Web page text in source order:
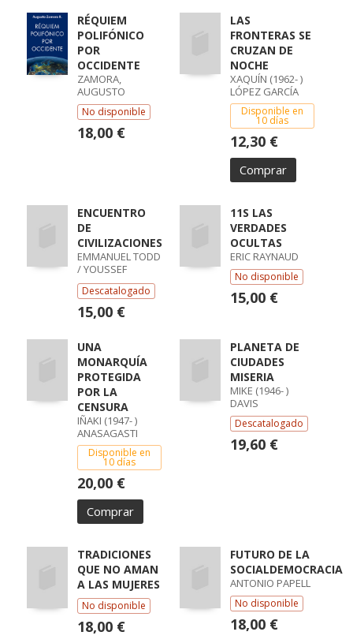
RÉQUIEM
POLIFÓNICO
POR
OCCIDENTE
ZAMORA,
AUGUSTO
No disponible
18,00 €
LAS
FRONTERAS SE
CRUZAN DE
NOCHE
XAQUÍN (1962- )
LÓPEZ GARCÍA
Disponible en
10 días
12,30 €
Comprar
ENCUENTRO
DE
CIVILIZACIONES
EMMANUEL TODD
/ YOUSSEF
COURBAGE
Descatalogado
15,00 €
11S LAS
VERDADES
OCULTAS
ERIC RAYNAUD
No disponible
15,00 €
UNA
MONARQUÍA
PROTEGIDA
POR LA
CENSURA
IÑAKI (1947- )
ANASAGASTI
Disponible en
10 días
20,00 €
Comprar
PLANETA DE
CIUDADES
MISERIA
MIKE (1946- )
DAVIS
Descatalogado
19,60 €
TRADICIONES
QUE NO AMAN
A LAS MUJERES
No disponible
18,00 €
FUTURO DE LA
SOCIALDEMOCRACIA
ANTONIO PAPELL
No disponible
18,00 €